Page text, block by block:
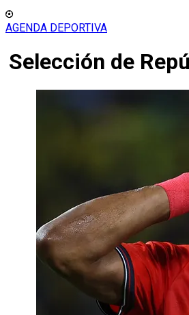
AGENDA DEPORTIVA
Selección de